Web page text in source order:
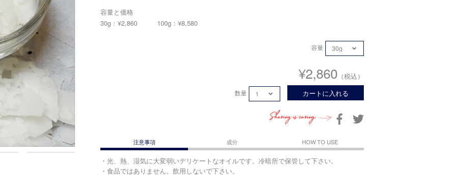
容量と価格
30g：¥2,860
100g：¥8,580
容量
¥2,860 （税込）
数量 カートに入れる
注意事項 成分 HOW TO USE
・光、熱、湿気に大変弱いデリケートなオイルです。冷暗所で保管して下さい。
・食品ではありません。飲用しないで下さい。